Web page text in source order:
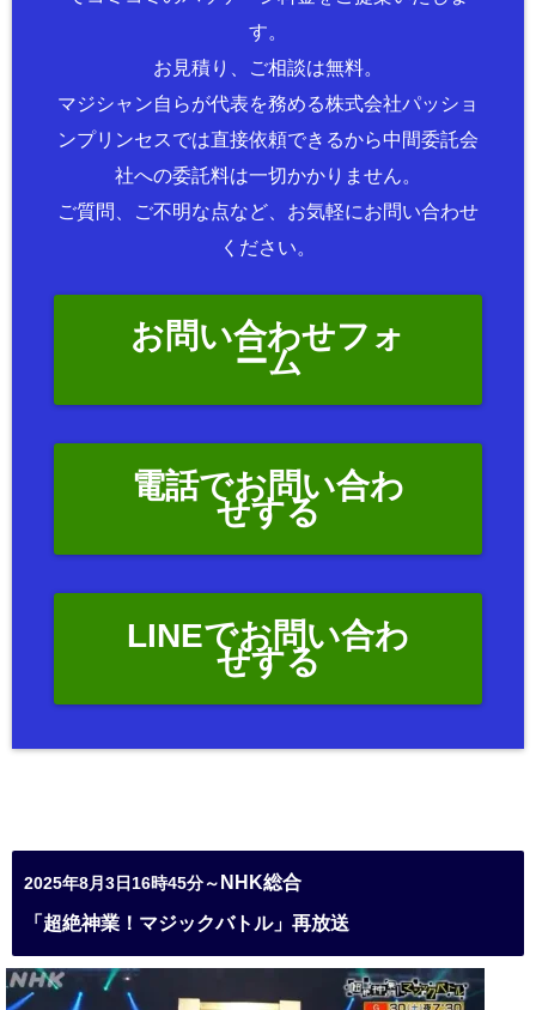
す。
お見積り、ご相談は無料。
マジシャン自らが代表を務める株式会社パッショ
ンプリンセスでは直接依頼できるから中間委託会
社への委託料は一切かかりません。
ご質問、ご不明な点など、お気軽にお問い合わせ
ください。
お問い合わせフォ
ーム
電話でお問い合わ
せする
LINEでお問い合わ
せする
2025年8月3日16時45分～ NHK総合
「超絶神業！マジックバトル」再放送